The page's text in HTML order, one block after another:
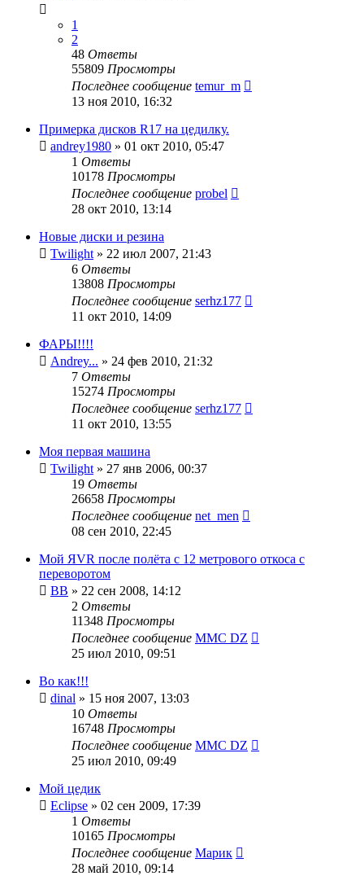
1
2
48 Ответы
55809 Просмотры
Последнее сообщение temur_m
13 ноя 2010, 16:32
Примерка дисков R17 на цедилку.
andrey1980 » 01 окт 2010, 05:47
1 Ответы
10178 Просмотры
Последнее сообщение probel
28 окт 2010, 13:14
Новые диски и резина
Twilight » 22 июл 2007, 21:43
6 Ответы
13808 Просмотры
Последнее сообщение serhz177
11 окт 2010, 14:09
ФАРЫ!!!!
Andrey... » 24 фев 2010, 21:32
7 Ответы
15274 Просмотры
Последнее сообщение serhz177
11 окт 2010, 13:55
Моя первая машина
Twilight » 27 янв 2006, 00:37
19 Ответы
26658 Просмотры
Последнее сообщение net_men
08 сен 2010, 22:45
Мой ЯVR после полёта с 12 метрового откоса с
переворотом
ВВ » 22 сен 2008, 14:12
2 Ответы
11348 Просмотры
Последнее сообщение MMC DZ
25 июл 2010, 09:51
Во как!!!
dinal » 15 ноя 2007, 13:03
10 Ответы
16748 Просмотры
Последнее сообщение MMC DZ
25 июл 2010, 09:49
Мой цедик
Eclipse » 02 сен 2009, 17:39
1 Ответы
10165 Просмотры
Последнее сообщение Марик
28 май 2010, 09:14